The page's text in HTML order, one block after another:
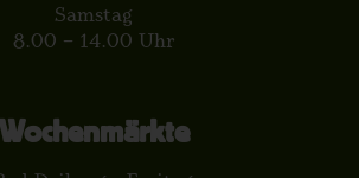
Samstag
8.00 – 14.00 Uhr
Wochenmärkte